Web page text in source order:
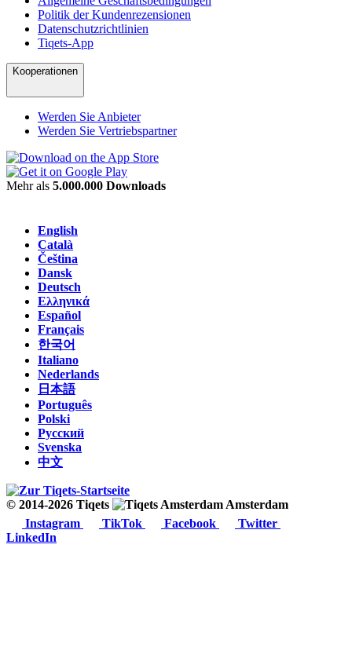
Politik der Kundenrezensionen
Datenschutzrichtlinien
Tiqets-App
Kooperationen
Werden Sie Anbieter
Werden Sie Vertriebspartner
Mehr als 5.000.000 Downloads
English
Català
Čeština
Dansk
Deutsch
Ελληνικά
Español
Français
한국어
Italiano
Nederlands
日本語
Português
Polski
Русский
Svenska
中文
© 2014-2026 Tiqets
Amsterdam
Instagram
TikTok Facebook
Twitter
LinkedIn